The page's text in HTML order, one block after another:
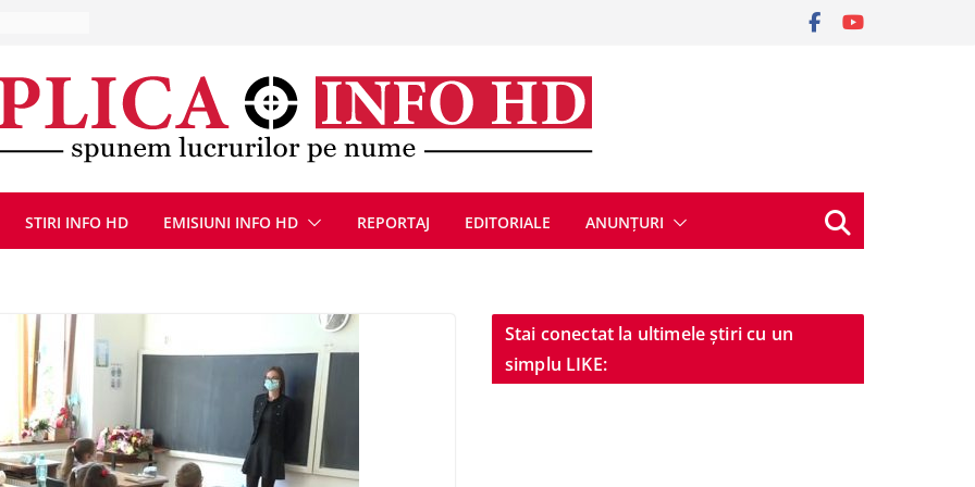
9 august
după
se
STIRI INFO HD EMISIUNI INFO HD REPORTAJ EDITORIALE ANUNȚURI
Stai conectat la ultimele știri cu un
simplu LIKE: